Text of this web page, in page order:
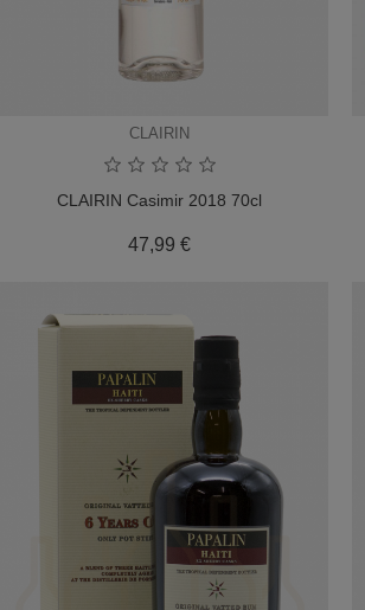
CLAIRIN
CLAIRIN Casimir 2018 70cl
47,99 €Prix